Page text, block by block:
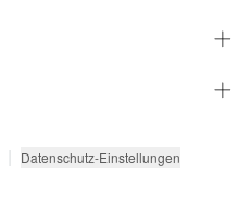
| Datenschutz-Einstellungen